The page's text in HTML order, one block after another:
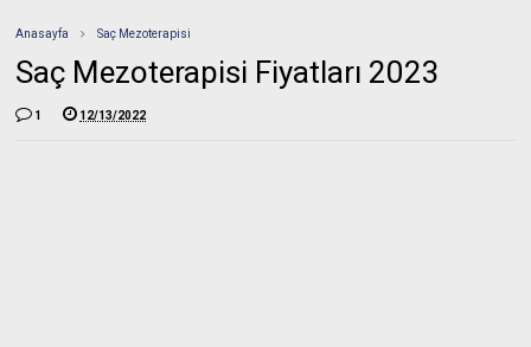
Anasayfa Saç Mezoterapisi
Saç Mezoterapisi Fiyatları 2023
1 12/13/2022